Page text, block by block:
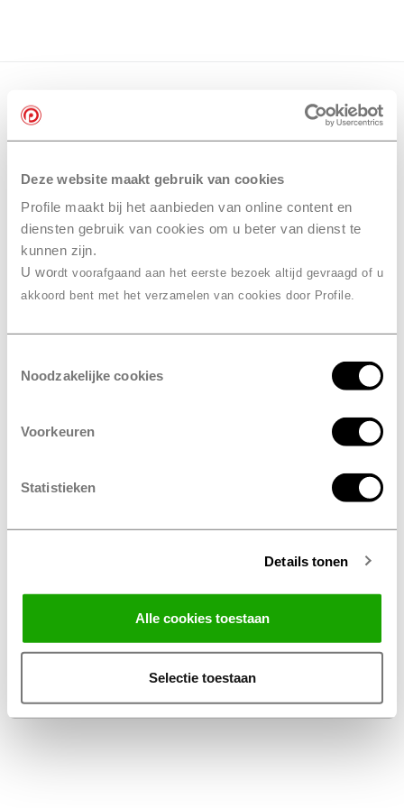
Deze website maakt gebruik van cookies
Profile maakt bij het aanbieden van online content en
diensten gebruik van cookies om u beter van dienst te
kunnen zijn.
U wordt voorafgaand aan het eerste bezoek altijd gevraagd of u
akkoord bent met het verzamelen van cookies door Profile.
Noodzakelijke cookies
Voorkeuren
Statistieken
Details tonen
Alle cookies toestaan
Selectie toestaan
Algemene voorwaarden
Privacy Statement
Disclaimer